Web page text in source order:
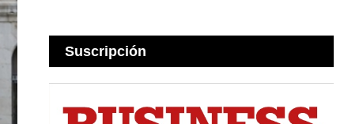
Suscripción